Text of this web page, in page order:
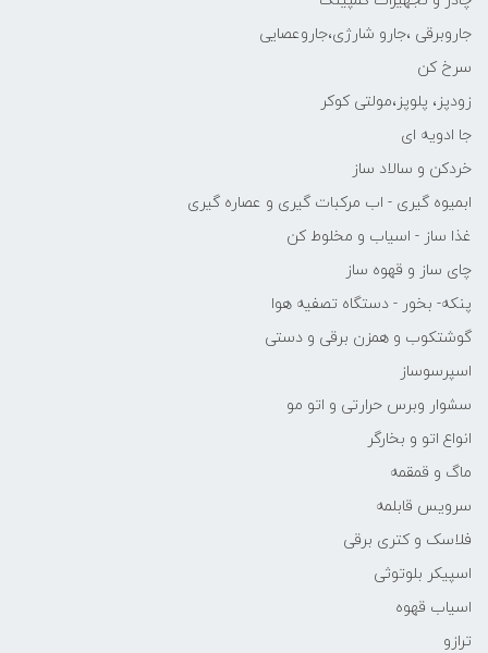
جاروبرقی ،جارو شارژی،جاروعصایی
سرخ کن
زودپز، پلوپز،مولتی کوکر
جا ادویه ای
خردکن و سالاد ساز
ابمیوه گیری - اب مرکبات گیری و عصاره گیری
غذا ساز - اسیاب و مخلوط کن
چای ساز و قهوه ساز
پنکه- بخور - دستگاه تصفیه هوا
گوشتکوب و همزن برقی و دستی
اسپرسوساز
سشوار وبرس حرارتی و اتو مو
انواع اتو و بخارگر
ماگ و قمقمه
سرویس قابلمه
فلاسک و کتری برقی
اسپیکر بلوتوثی
اسیاب قهوه
ترازو